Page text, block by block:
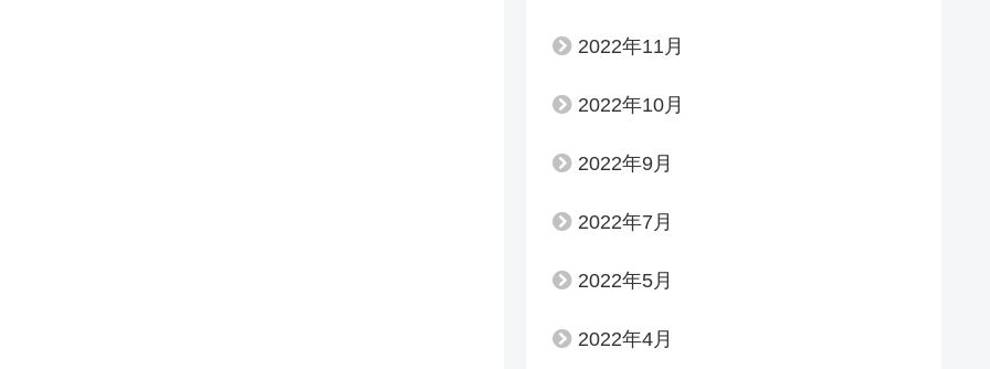
2022年11月
2022年10月
2022年9月
2022年7月
2022年5月
2022年4月